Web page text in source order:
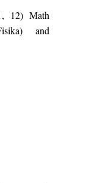
12) Math
and